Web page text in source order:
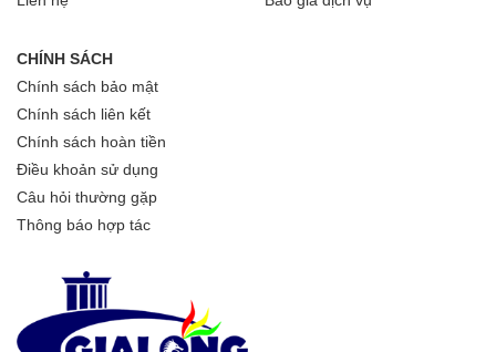
CHÍNH SÁCH
Chính sách bảo mật
Chính sách liên kết
Chính sách hoàn tiền
Điều khoản sử dụng
Câu hỏi thường gặp
Thông báo hợp tác